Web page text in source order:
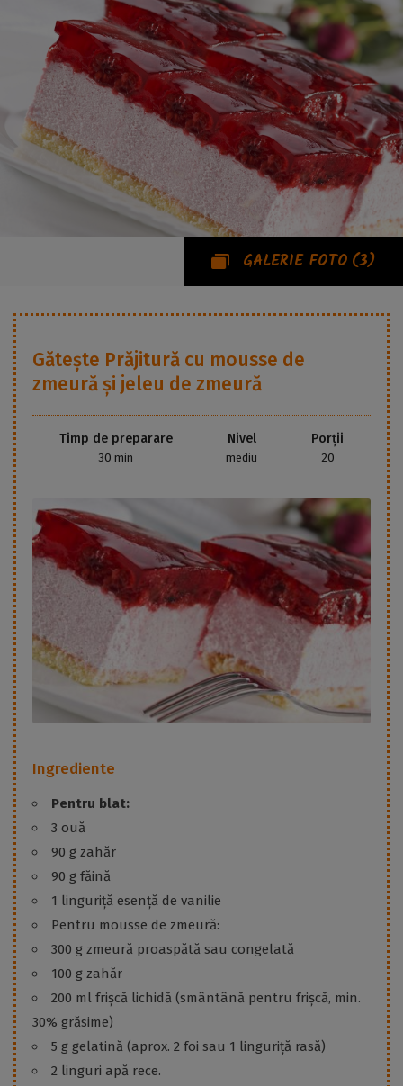
GALERIE FOTO (3)
Gătește Prăjitură cu mousse de
zmeură și jeleu de zmeură
Timp de preparare
30 min
Nivel
mediu
Porții
20
Ingrediente
Pentru blat:
3 ouă
90 g zahăr
90 g făină
1 linguriță esență de vanilie
Pentru mousse de zmeură:
300 g zmeură proaspătă sau congelată
100 g zahăr
200 ml frișcă lichidă (smântână pentru frișcă, min.
30% grăsime)
5 g gelatină (aprox. 2 foi sau 1 linguriță rasă)
2 linguri apă rece.